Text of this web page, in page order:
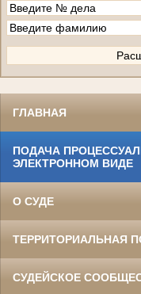
ГЛАВНАЯ
ПОДАЧА
ЭЛЕКТРОННОМ ВИДЕ
О СУДЕ
ТЕРРИТОРИАЛЬНАЯ
СУДЕЙСКОЕ